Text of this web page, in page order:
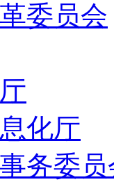
委员会
化厅
务委员